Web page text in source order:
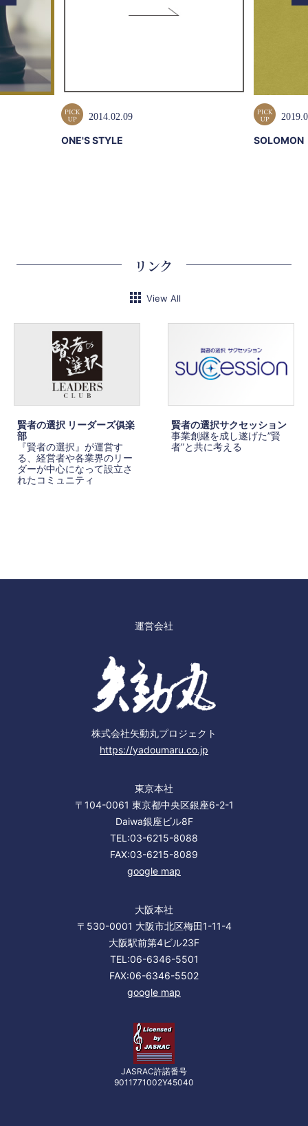
2014.02.09
ONE'S STYLE SOLOMON
リンク
View All
賢者の選択 リーダーズ俱楽
部
『賢者の選択』が運営す
る、経営者や各業界のリー
ダーが中心になって設立さ
れたコミュニティ
賢者の選択サクセッション
事業創継を成し遂げた”賢
者”と共に考える
運営会社
株式会社矢動丸プロジェクト
https://yadoumaru.co.jp
東京本社
〒104-0061 東京都中央区銀座6-2-1
Daiwa銀座ビル8F
TEL:03-6215-8088
FAX:03-6215-8089
google map
大阪本社
〒530-0001 大阪市北区梅田1-11-4
大阪駅前第4ビル23F
TEL:06-6346-5501
FAX:06-6346-5502
google map
JASRAC許諾番号
9011771002Y45040